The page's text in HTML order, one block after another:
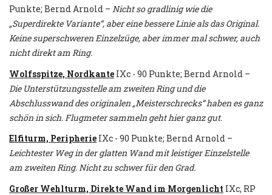
Punkte; Bernd Arnold – Nicht so gradlinig wie die
„Superdirekte Variante“, aber eine bessere Linie als das Original.
Keine superschweren Einzelzüge, aber immer mal schwer, auch
nicht direkt am Ring.
Wolfsspitze, Nordkante IXc - 90 Punkte; Bernd Arnold –
Die Unterstützungsstelle am zweiten Ring und die
Abschlusswand des originalen „Meisterschrecks“ haben es ganz
schön in sich. Flugmeter sammeln geht hier ganz gut.
Elfiturm, Peripherie IXc - 90 Punkte; Bernd Arnold –
Leichtester Weg in der glatten Wand mit leistiger Einzelstelle
am zweiten Ring. Nicht zu schwer für den Grad.
Großer Wehlturm, Direkte Wand im Morgenlicht IXc, RP